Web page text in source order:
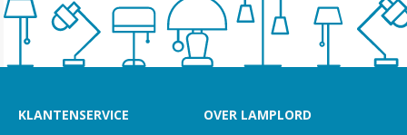
KLANTENSERVICE OVER LAMPLORD